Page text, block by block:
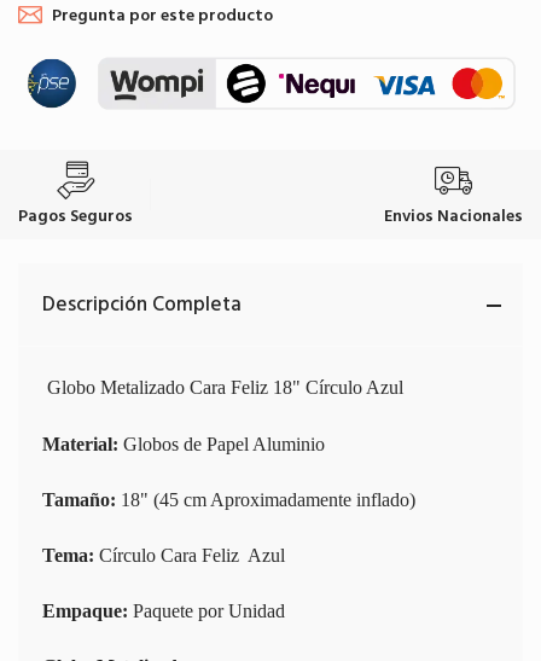
Pregunta por este producto
Pagos Seguros Envios Nacionales
Descripción Completa
Globo Metalizado Cara Feliz 18" Círculo Azul
Material: Globos de Papel Aluminio
Tamaño: 18" (45 cm Aproximadamente inflado)
Tema: Círculo Cara Feliz Azul
Empaque: Paquete por Unidad